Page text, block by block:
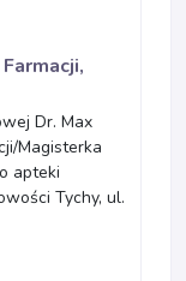
Dr. Max
Magisterka
apteki
Tychy, ul.